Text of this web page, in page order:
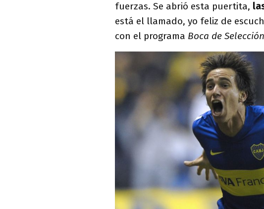
fuerzas. Se abrió esta puertita,
está el llamado, yo feliz de
con el programa Boca de Selección